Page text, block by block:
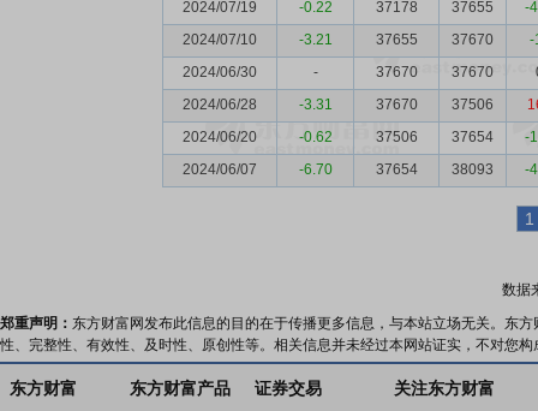
2024/07/19
-0.22 37178 37655
-
2024/07/10
-3.21 37655 37670
-
2024/06/30
- 37670 37670
2024/06/28
-3.31 37670 37506
2024/06/20
-0.62 37506 37654
-
2024/06/07
-6.70 37654 38093 -
1
数据
郑重声明： 东方财富网发布此信息的目的在于传播更多信息，与本站立场无关。东
性、完整性、有效性、及时性、原创性等。相关信息并未经过本网站证实，不对您
东方财富 东方财富产品 证券交易 关注东方财富